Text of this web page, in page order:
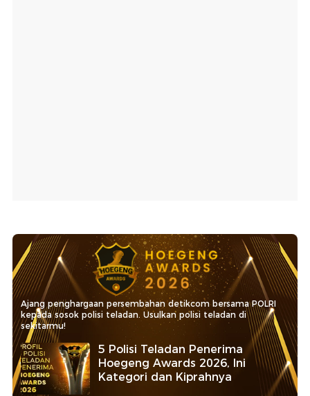
Ajang penghargaan persembahan detikcom bersama POLRI
kepada sosok polisi teladan. Usulkan polisi teladan di
sekitarmu!
5 Polisi Teladan Penerima
Hoegeng Awards 2026, Ini
Kategori dan Kiprahnya